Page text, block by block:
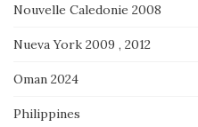
Nouvelle Caledonie 2008
Nueva York 2009 , 2012
Oman 2024
Philippines